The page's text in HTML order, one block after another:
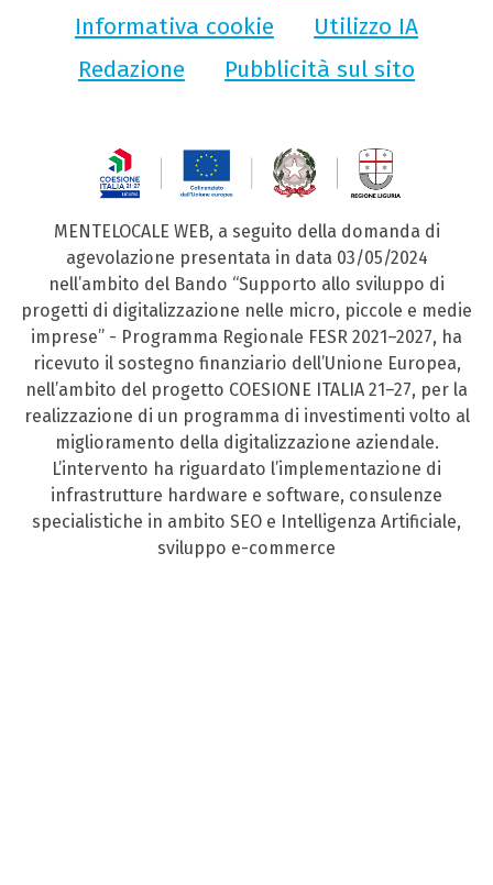
Informativa cookie
Utilizzo IA
Redazione
Pubblicità sul sito
MENTELOCALE WEB, a seguito della domanda di
agevolazione presentata in data 03/05/2024
nell’ambito del Bando “Supporto allo sviluppo di
progetti di digitalizzazione nelle micro, piccole e medie
imprese” - Programma Regionale FESR 2021–2027, ha
ricevuto il sostegno finanziario dell’Unione Europea,
nell’ambito del progetto COESIONE ITALIA 21–27, per la
realizzazione di un programma di investimenti volto al
miglioramento della digitalizzazione aziendale.
L’intervento ha riguardato l’implementazione di
infrastrutture hardware e software, consulenze
specialistiche in ambito SEO e Intelligenza Artificiale,
sviluppo e-commerce